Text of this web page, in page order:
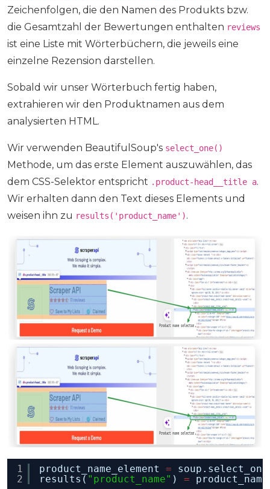
Zeichenfolgen, die den Namen des Produkts bzw.
die Gesamtzahl der Bewertungen enthalten reviews
ist eine Liste mit Wörterbüchern, die jeweils eine
einzelne Rezension darstellen.
Sobald wir unser Wörterbuch fertig haben,
extrahieren wir den Produktnamen aus dem
analysierten HTML.
Wir verwenden BeautifulSoup's select_one()
Methode, um das erste Element auszuwählen, das
dem CSS-Selektor entspricht .product-head__title a.
Wir erhalten dann den Text dieses Elements und
weisen ihn zu results('product_name').
1
2
product_name_element =
results( "product_name" ) =